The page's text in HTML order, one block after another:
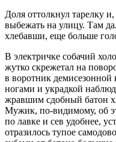
Доля оттолкнул тарелку
выбежать на улицу. Там
хлебавши, еще больше
В электричке собачий
жутко скрежетал на
в воротник демисезонной
ногами и украдкой
жравшим сдобный батон
Мужик, по-видимому, об
по лавке и сев удобнее,
отразилось тупое